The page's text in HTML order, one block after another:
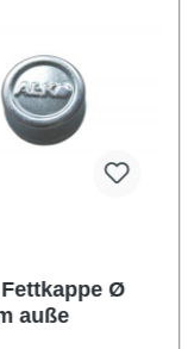
Ø
auße